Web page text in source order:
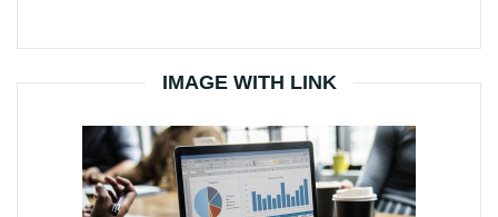
IMAGE WITH LINK